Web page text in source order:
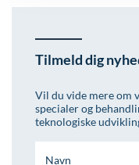
Tilmeld dig
Vil du vide mere om
specialer og
teknologiske